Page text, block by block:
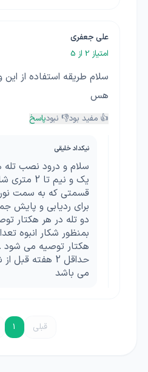
علی جعفری
امتیاز 2 از 5
سلام طریقه استفاده از
هس
👍 مفید بود👎 نبودپاسخ
نیکداد خلیقی
سلام و درود نصب تله
یک و نیم
قسمتی که به سمت
برای ردیابی و پایش
دو تله در هر هکتار
هکتار توصیه می شود
حداقل 2 هفته
می باشد
قبلی 1